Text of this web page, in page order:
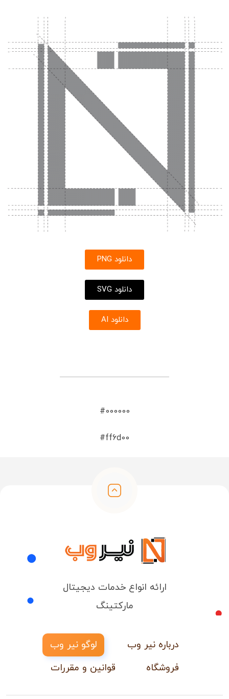
دانلود PNG
دانلود SVG
دانلود AI
#000000
#ff6d00
ارائه انواع خدمات دیجیتال
مارکتینگ
درباره نیر وب
لوگو نیر وب
فروشگاه
قوانین و مقررات